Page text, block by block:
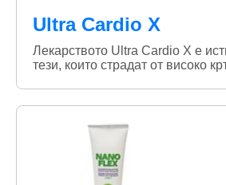
Ultra Cardio X
Лекарството Ultra Cardio X е
тези, които страдат от високо